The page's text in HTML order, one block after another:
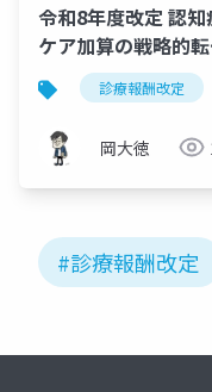
令和8年度改定 認知
ケア加算の戦略的
｜点数引き上げと
的拘束減算の強化
診療報酬改定
岡大徳
#診療報酬改定